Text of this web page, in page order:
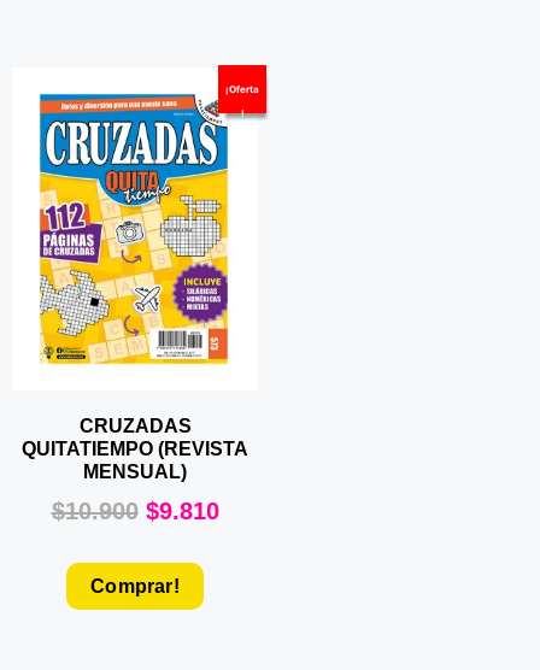
¡Oferta
!
CRUZADAS
QUITATIEMPO (REVISTA
MENSUAL)
$10.900 $9.810
Comprar!